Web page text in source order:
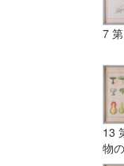
7
13
物